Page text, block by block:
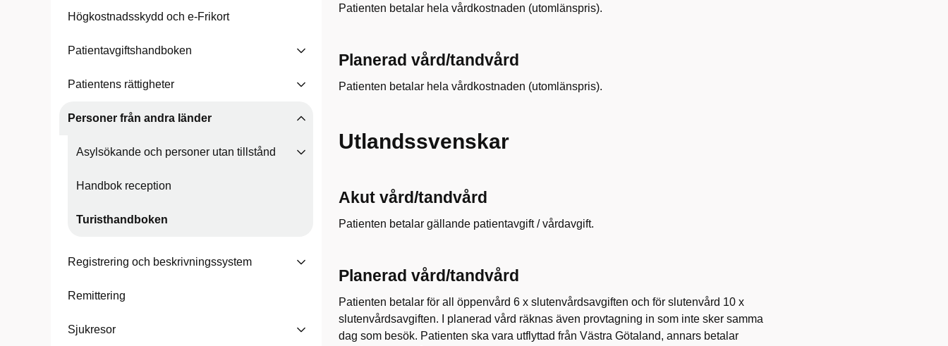
Högkostnadsskydd och e-Frikort
Patientavgiftshandboken
Patientens rättigheter
Personer från andra länder
Asylsökande och personer utan tillstånd
Handbok reception
Turisthandboken
Registrering och beskrivningssystem
Remittering
Sjukresor
Patienten betalar hela vårdkostnaden (utomlänspris).
Planerad vård/tandvård
Patienten betalar hela vårdkostnaden (utomlänspris).
Utlandssvenskar
Akut vård/tandvård
Patienten betalar gällande patientavgift / vårdavgift.
Planerad vård/tandvård
Patienten betalar för all öppenvård 6 x slutenvårdsavgiften och för slutenvård 10 x
slutenvårdsavgiften. I planerad vård räknas även provtagning in som inte sker samma
dag som besök. Patienten ska vara utflyttad från Västra Götaland, annars betalar